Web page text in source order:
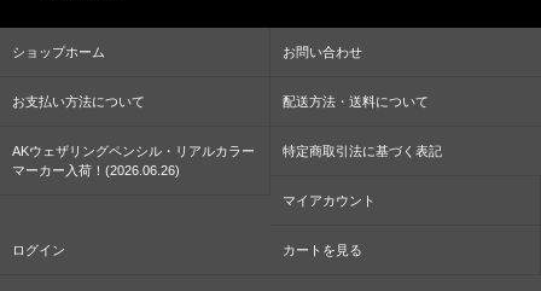
ショップホーム お問い合わせ
お支払い方法について 配送方法・送料について
AKウェザリングペンシル・リアルカラー
マーカー入荷！(2026.06.26)
特定商取引法に基づく表記
マイアカウント
ログイン カートを見る